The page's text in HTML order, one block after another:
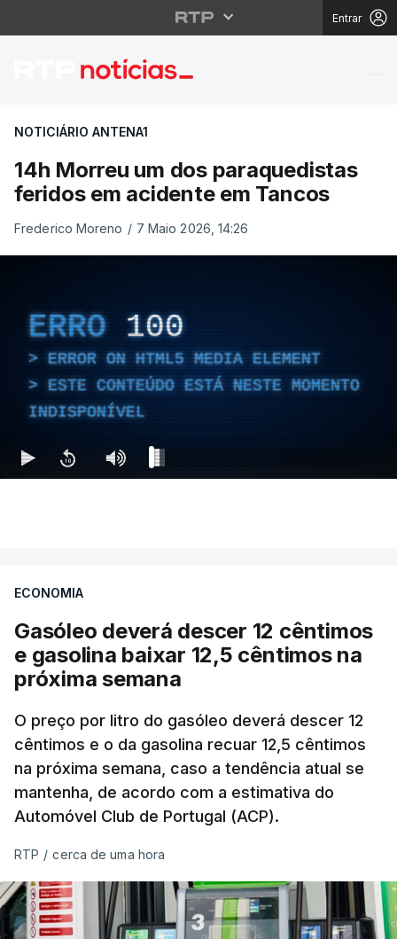
Entrar
14h Morreu um dos
NOTICIÁRIO ANTENA1
14h Morreu um dos paraquedistas
feridos em acidente em Tancos
Frederico Moreno / 7 Maio 2026, 14:26
ERRO 100
ERROR ON HTML5 MEDIA ELEMENT
ESTE CONTEÚDO ESTÁ NESTE MOMENTO
INDISPONÍVEL
ECONOMIA
Gasóleo deverá descer 12 cêntimos
e gasolina baixar 12,5 cêntimos na
próxima semana
O preço por litro do gasóleo deverá descer 12
cêntimos e o da gasolina recuar 12,5 cêntimos
na próxima semana, caso a tendência atual se
mantenha, de acordo com a estimativa do
Automóvel Club de Portugal (ACP).
RTP / cerca de uma hora